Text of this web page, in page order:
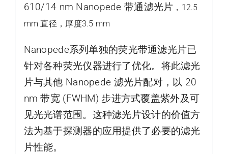
610/14 nm Nanopede 带通滤光片 ，12.5
mm 直径，厚度3.5 mm
Nanopede系列单独的荧光带通滤光片已
针对各种荧光仪器进行了优化。将此滤光
片与其他 Nanopede 滤光片配对，以 20
nm 带宽 (FWHM) 步进方式覆盖紫外及可
见光光谱范围。这种滤光片设计的价值方
法为基于探测器的应用提供了必要的滤光
片性能。